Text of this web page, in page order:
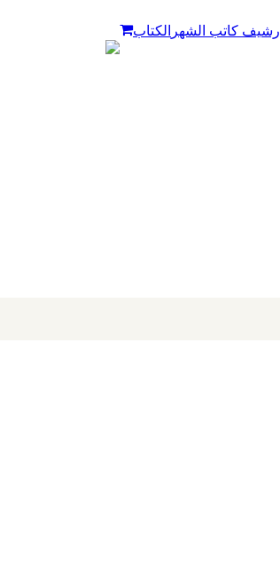
أرشيف كاتب الشهر الكتاب